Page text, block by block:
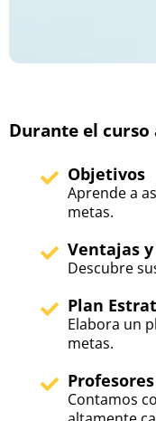
Durante el curso
Objetivos
Aprende a
metas.
Ventajas
Descubre
Plan
Elabora un
metas.
Contamos